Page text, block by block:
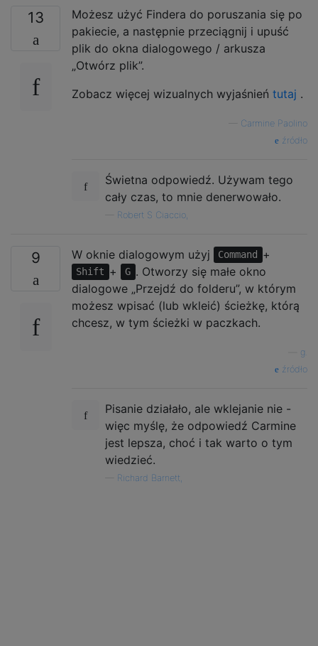
13
Możesz użyć Findera do poruszania się po
pakiecie, a następnie przeciągnij i upuść
plik do okna dialogowego / arkusza
„Otwórz plik”.
Zobacz więcej wizualnych wyjaśnień tutaj .
Carmine Paolino
źródło
Świetna odpowiedź. Używam tego
cały czas, to mnie denerwowało.
Robert S Ciaccio,
9 W oknie dialogowym użyj Command +
Shift + G . Otworzy się małe okno
dialogowe „Przejdź do folderu”, w którym
możesz wpisać (lub wkleić) ścieżkę, którą
chcesz, w tym ścieżki w paczkach.
g.
źródło
Pisanie działało, ale wklejanie nie -
więc myślę, że odpowiedź Carmine
jest lepsza, choć i tak warto o tym
wiedzieć.
Richard Barnett,